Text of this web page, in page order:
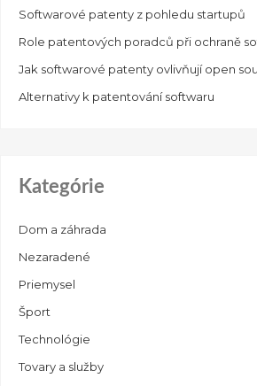
Softwarové patenty z pohledu startupů
Role patentových poradců při ochraně
Jak softwarové patenty ovlivňují open
Alternativy k patentování softwaru
Kategórie
Dom a záhrada
Nezaradené
Priemysel
Šport
Technológie
Tovary a služby